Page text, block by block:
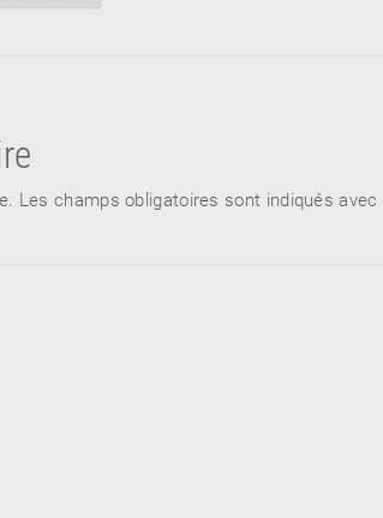
Les champs obligatoires sont indiqués avec